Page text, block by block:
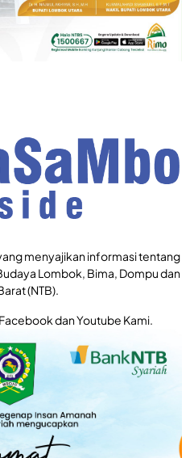
menyajikan informasi tentang
Lombok, Bima, Dompu dan
(NTB).
dan Youtube Kami.